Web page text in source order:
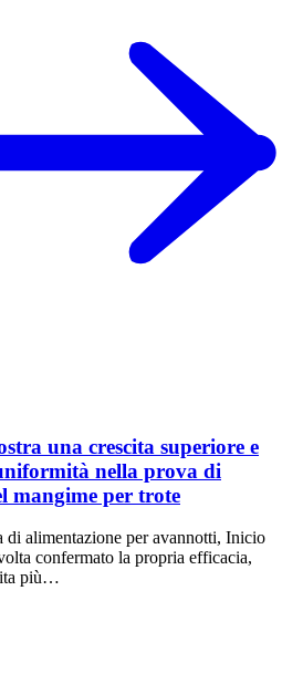
una crescita superiore e
nella prova di
mangime per trote
di alimentazione per avannotti, Inicio
confermato la propria efficacia,
più…